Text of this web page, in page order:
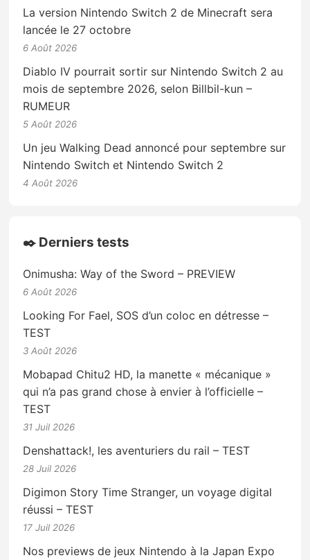
La version Nintendo Switch 2 de Minecraft sera
lancée le 27 octobre
6 Août 2026
Diablo IV pourrait sortir sur Nintendo Switch 2 au
mois de septembre 2026, selon Billbil-kun –
RUMEUR
5 Août 2026
Un jeu Walking Dead annoncé pour septembre sur
Nintendo Switch et Nintendo Switch 2
4 Août 2026
✒️ Derniers tests
Onimusha: Way of the Sword – PREVIEW
6 Août 2026
Looking For Fael, SOS d’un coloc en détresse –
TEST
3 Août 2026
Mobapad Chitu2 HD, la manette « mécanique »
qui n’a pas grand chose à envier à l’officielle –
TEST
31 Juil 2026
Denshattack!, les aventuriers du rail – TEST
28 Juil 2026
Digimon Story Time Stranger, un voyage digital
réussi – TEST
17 Juil 2026
Nos previews de jeux Nintendo à la Japan Expo